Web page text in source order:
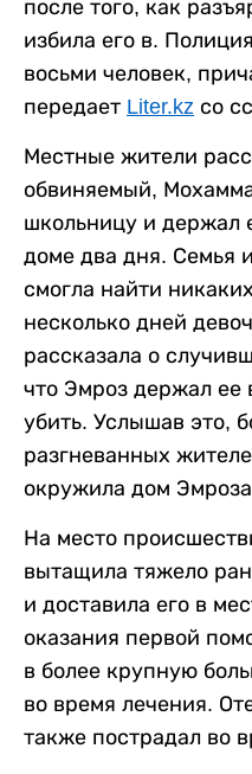
после того, как
избила его в.
восьми человек,
передает Liter.kz со
Местные жители
обвиняемый,
школьницу и держал
доме два дня. Семья
смогла найти
несколько дней
рассказала о
что Эмроз держал ее
убить. Услышав это,
разгневанных
окружила дом
На место
вытащила тяжело
и доставила его в
оказания первой
в более крупную
во время лечения.
также пострадал во